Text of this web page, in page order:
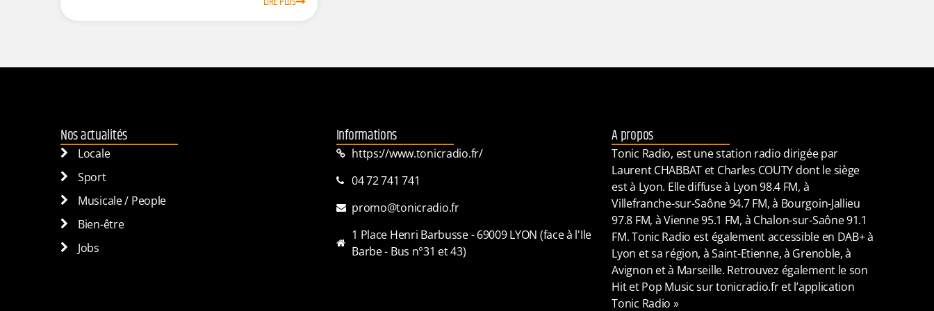
Nos actualités
Locale
Sport
Musicale / People
Bien-être
Jobs
Informations
https://www.tonicradio.fr/
04 72 741 741
promo@tonicradio.fr
1 Place Henri Barbusse - 69009 LYON (face à l'Ile
Barbe - Bus n°31 et 43)
A propos
Tonic Radio, est une station radio dirigée par
Laurent CHABBAT et Charles COUTY dont le siège
est à Lyon. Elle diffuse à Lyon 98.4 FM, à
Villefranche-sur-Saône 94.7 FM, à Bourgoin-Jallieu
97.8 FM, à Vienne 95.1 FM, à Chalon-sur-Saône 91.1
FM. Tonic Radio est également accessible en DAB+ à
Lyon et sa région, à Saint-Etienne, à Grenoble, à
Avignon et à Marseille. Retrouvez également le son
Hit et Pop Music sur tonicradio.fr et l’application
Tonic Radio »